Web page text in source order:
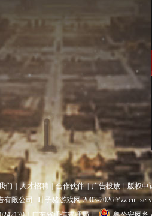
们 | 人才招聘 合作伙伴 | 广告投放
版权申
有限公司 叶子猪游戏网 2003-2026Yzz.cn